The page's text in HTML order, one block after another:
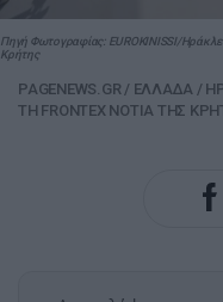
Πηγή Φωτογραφίας: EUROKINISSI/
Κρήτης
PAGENEWS.GR / ΕΛΛΑΔΑ /
ΤΗ FRONTEX ΝΟΤΙΑ ΤΗΣ